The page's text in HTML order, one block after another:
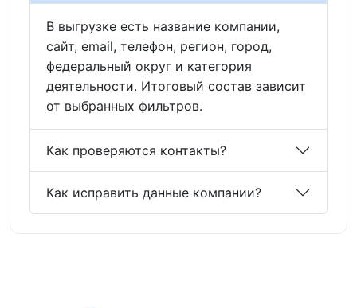
В выгрузке есть название компании,
сайт, email, телефон, регион, город,
федеральный округ и категория
деятельности. Итоговый состав зависит
от выбранных фильтров.
Как проверяются контакты?
Как исправить данные компании?